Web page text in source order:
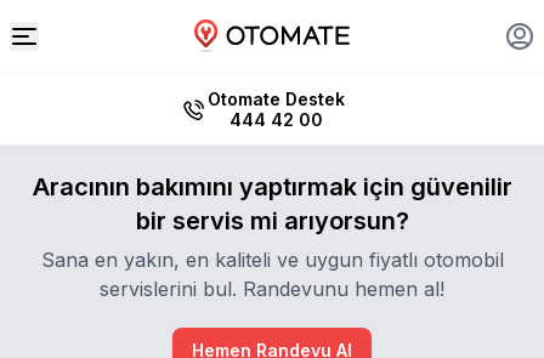
Otomate Destek
444 42 00
Aracının bakımını yaptırmak için güvenilir
bir servis mi arıyorsun?
Sana en yakın, en kaliteli ve uygun fiyatlı otomobil
servislerini bul. Randevunu hemen al!
Hemen Randevu Al